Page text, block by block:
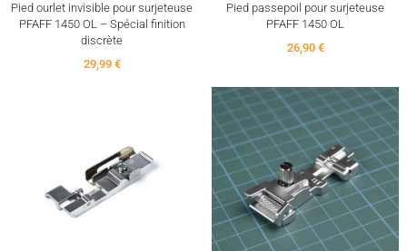
Pied ourlet invisible pour surjeteuse
PFAFF 1450 OL – Spécial finition
discrète
29,99 €
Pied passepoil pour surjeteuse
PFAFF 1450 OL
26,90 €